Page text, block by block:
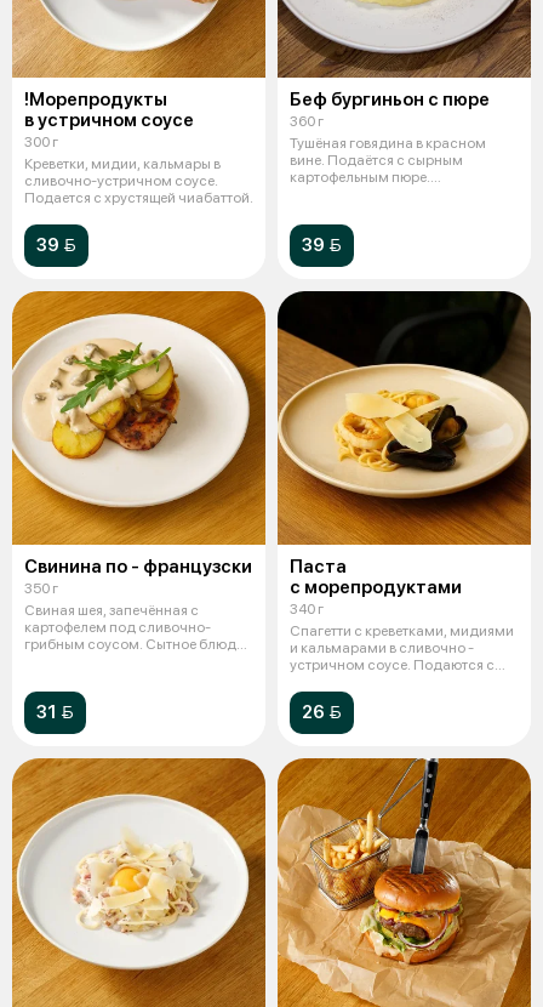
!Морепродукты
в устричном соусе
300 г
Креветки, мидии, кальмары в
сливочно-устричном соусе.
Подается с хрустящей чиабаттой.
39 
Беф бургиньон с пюре
360 г
Тушёная говядина в красном
вине. Подаётся с сырным
картофельным пюре.
39 
Свинина по - французски
350 г
Свиная шея, запечённая с
картофелем под сливочно-
грибным соусом. Сытное блюдо
31 
Паста
с морепродуктами
340 г
Спагетти с креветками, мидиями
и кальмарами в сливочно -
устричном соусе. Подаются с
26 